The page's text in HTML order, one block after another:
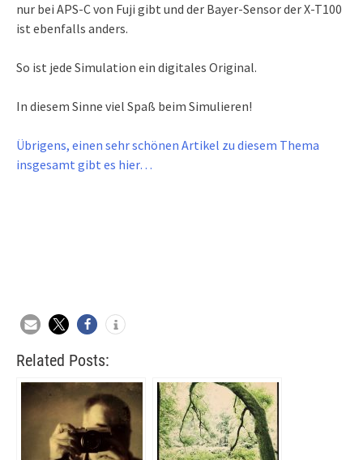
nur bei APS-C von Fuji gibt und der Bayer-Sensor der X-T100
ist ebenfalls anders.
So ist jede Simulation ein digitales Original.
In diesem Sinne viel Spaß beim Simulieren!
Übrigens, einen sehr schönen Artikel zu diesem Thema
insgesamt gibt es hier…
Related Posts: